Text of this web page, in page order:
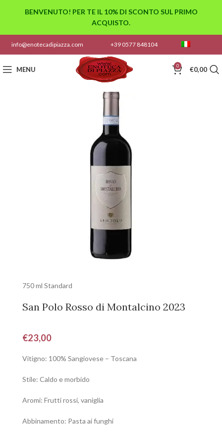
info@enotecadipiazza.com +39 0577 848104
MENU 0 €0,00
750 ml Standard
San Polo Rosso di Montalcino 2023
€23,00
Vitigno: 100% Sangiovese – Toscana
Stile: Caldo e morbido
Aromi: Frutti rossi, vaniglia
Abbinamento: Pasta ai funghi
BENVENUTO! PER TE IL 10% DI SCONTO SUL PRIMO
ACQUISTO.